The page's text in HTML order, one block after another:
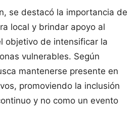
se destacó la importancia de
local y brindar apoyo al
objetivo de intensificar la
vulnerables. Según
mantenerse presente en
promoviendo la inclusión
y no como un evento